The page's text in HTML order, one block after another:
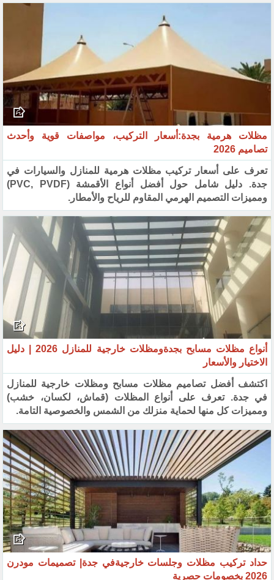
مظلات هرمية بجدة:أسعار التركيب، مواصفات قوية وأحدث
تصاميم 2026
تعرف على أسعار تركيب مظلات هرمية للمنازل والسيارات في
جدة. دليل شامل حول أفضل أنواع الأقمشة (PVC, PVDF)
ومميزات التصميم الهرمي المقاوم للرياح والأمطار.
أنواع مظلات مسابح بجدةومظلات خارجية للمنازل 2026 | دليل
الاختيار والأسعار
اكتشف أفضل تصاميم مظلات مسابح ومظلات خارجية للمنازل
في جدة. تعرف على أنواع المظلات (قماش، لكسان، خشب)
ومميزات كل منها لحماية منزلك من الشمس والخصوصية التامة.
حداد تركيب مظلات وجلسات خارجيةفي جدة| تصميمات مودرن
2026 بخصومات حصرية